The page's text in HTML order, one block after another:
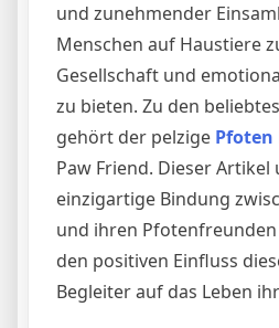
und zunehmender
Menschen auf Haustiere
Gesellschaft und
zu bieten. Zu den
gehört der pelzige Pfoten
Paw Friend. Dieser
einzigartige Bindung
und ihren
den positiven Einfluss
Begleiter auf das Leben